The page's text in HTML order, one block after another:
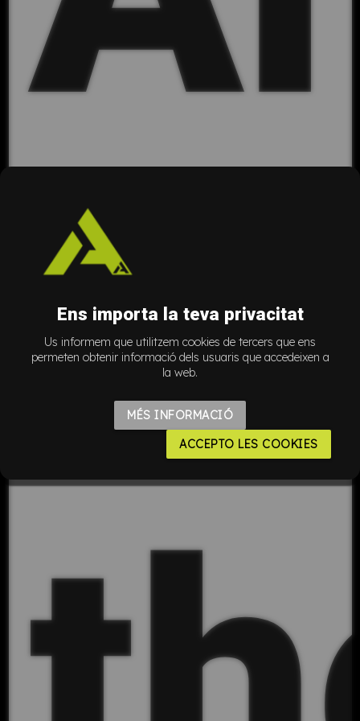
Ens importa la teva privacitat
Us informem que utilitzem cookies de tercers que ens
permeten obtenir informació dels usuaris que accedeixen a
la web.
MÉS INFORMACIÓ
ACCEPTO LES COOKIES